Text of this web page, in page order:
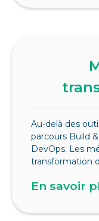
Au-delà des
parcours Build
DevOps. Les
transformation
En savoir